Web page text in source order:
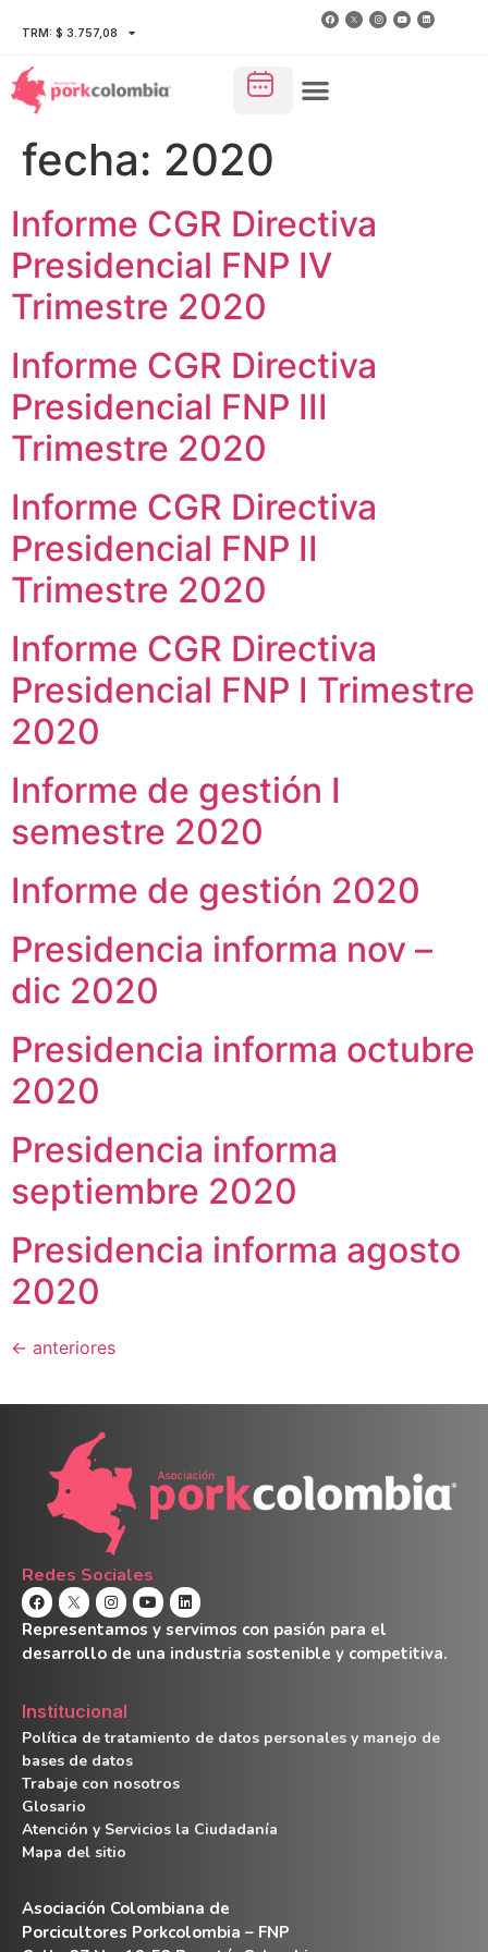
TRM: $ 3.757,08
fecha: 2020
Informe CGR Directiva
Presidencial FNP IV
Trimestre 2020
Informe CGR Directiva
Presidencial FNP III
Trimestre 2020
Informe CGR Directiva
Presidencial FNP II
Trimestre 2020
Informe CGR Directiva
Presidencial FNP I Trimestre
2020
Informe de gestión I
semestre 2020
Informe de gestión 2020
Presidencia informa nov –
dic 2020
Presidencia informa octubre
2020
Presidencia informa
septiembre 2020
Presidencia informa agosto
2020
← anteriores
Redes Sociales
Representamos y servimos con pasión para el
desarrollo de una industria sostenible y competitiva.
Institucional
Política de tratamiento de datos personales y manejo de
bases de datos
Trabaje con nosotros
Glosario
Atención y Servicios la Ciudadanía
Mapa del sitio
Asociación Colombiana de
Porcicultores Porkcolombia – FNP